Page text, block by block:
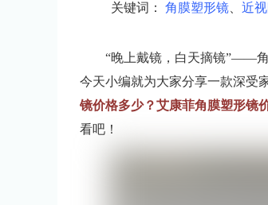
关键词： 角膜塑形镜 近
“晚上戴镜，白天摘镜”——角
今天小编就为大家分享一款深受
镜价格多少？艾康菲角膜塑形镜
看吧！